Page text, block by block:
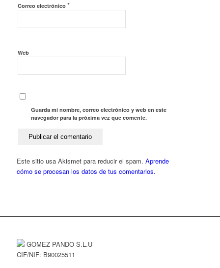
Correo electrónico *
Web
Guarda mi nombre, correo electrónico y web en este
navegador para la próxima vez que comente.
Este sitio usa Akismet para reducir el spam. Aprende
cómo se procesan los datos de tus comentarios.
GOMEZ PANDO S.L.U
CIF/NIF: B90025511